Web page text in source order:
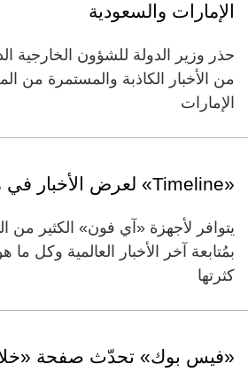
الإمارات والسعودية
حذر وزير الدولة للشؤون الخارجية
من الأخبار الكاذبة والمستمرة من
الإمارات
«Timeline» لعرض الأخبار في مكان واحد
يتوافر لأجهزة «آي فون» الكثير من
بمُتابعة آخر الأخبار العالمية وكل
كثرتها
«فيس بوك» تحدّث صفحة